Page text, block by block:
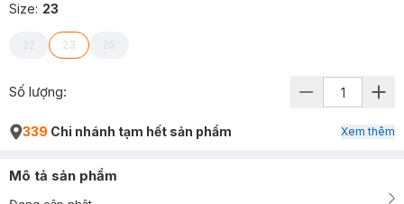
Size: 23
22 23 25
Số lượng:
339 Chi nhánh tạm hết sản phẩm Xem thêm
Mô tả sản phẩm